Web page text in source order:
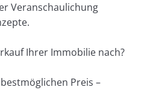
Veranschaulichung
Ihrer Immobilie nach?
Preis –